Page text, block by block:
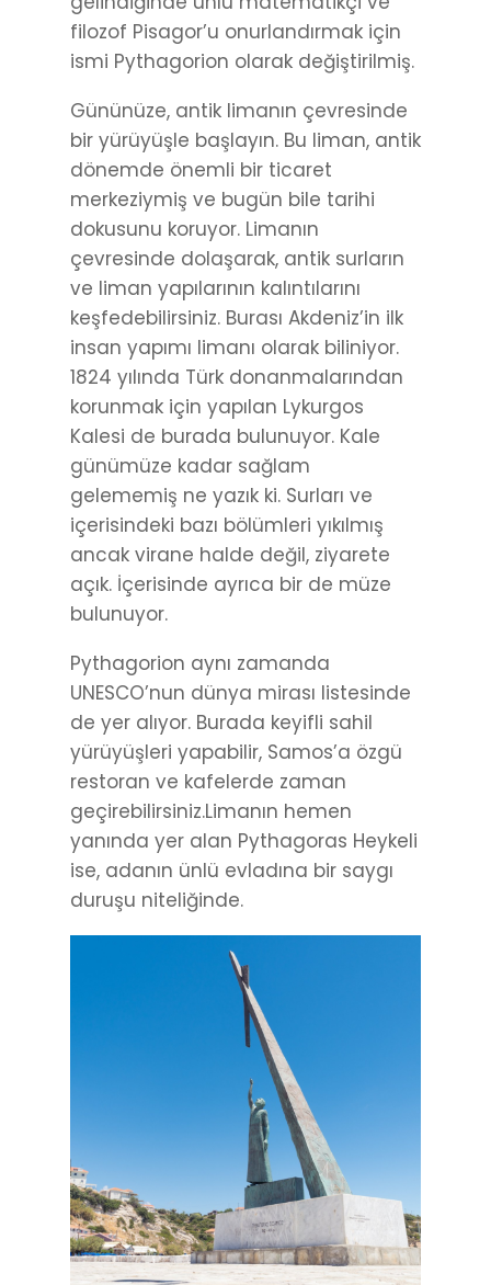
filozof Pisagor’u onurlandırmak için
ismi Pythagorion olarak değiştirilmiş.
Gününüze, antik limanın çevresinde
bir yürüyüşle başlayın. Bu liman, antik
dönemde önemli bir ticaret
merkeziymiş ve bugün bile tarihi
dokusunu koruyor. Limanın
çevresinde dolaşarak, antik surların
ve liman yapılarının kalıntılarını
keşfedebilirsiniz. Burası Akdeniz’in ilk
insan yapımı limanı olarak biliniyor.
1824 yılında Türk donanmalarından
korunmak için yapılan Lykurgos
Kalesi de burada bulunuyor. Kale
günümüze kadar sağlam
gelememiş ne yazık ki. Surları ve
içerisindeki bazı bölümleri yıkılmış
ancak virane halde değil, ziyarete
açık. İçerisinde ayrıca bir de müze
bulunuyor.
Pythagorion aynı zamanda
UNESCO’nun dünya mirası listesinde
de yer alıyor. Burada keyifli sahil
yürüyüşleri yapabilir, Samos’a özgü
restoran ve kafelerde zaman
geçirebilirsiniz.Limanın hemen
yanında yer alan Pythagoras Heykeli
ise, adanın ünlü evladına bir saygı
duruşu niteliğinde.